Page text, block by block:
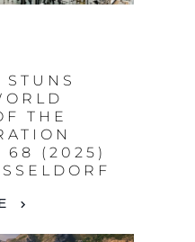
STUNS
THE
68 (2025)